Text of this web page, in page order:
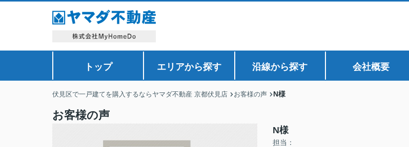
トップ エリアから探す 沿線から探す 会社概要
伏見区で一戸建てを購入するならヤマダ不動産 京都伏見店 お客様の声 N様
お客様の声
N様
担当：